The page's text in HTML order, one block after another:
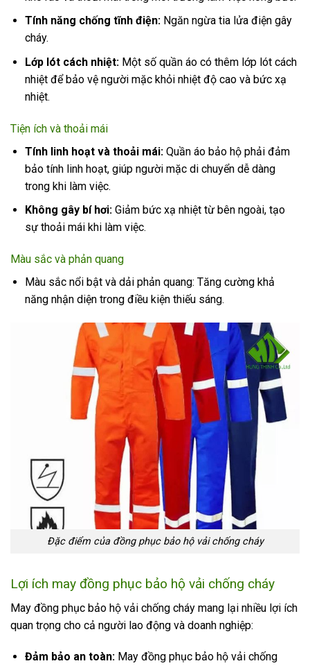
Tính năng chống tĩnh điện: Ngăn ngừa tia lửa điện gây
cháy.
Lớp lót cách nhiệt: Một số quần áo có thêm lớp lót cách
nhiệt để bảo vệ người mặc khỏi nhiệt độ cao và bức xạ
nhiệt.
Tiện ích và thoải mái
Tính linh hoạt và thoải mái: Quần áo bảo hộ phải đảm
bảo tính linh hoạt, giúp người mặc di chuyển dễ dàng
trong khi làm việc.
Không gây bí hơi: Giảm bức xạ nhiệt từ bên ngoài, tạo
sự thoải mái khi làm việc.
Màu sắc và phản quang
Màu sắc nổi bật và dải phản quang: Tăng cường khả
năng nhận diện trong điều kiện thiếu sáng.
Đặc điểm của đồng phục bảo hộ vải chống cháy
Lợi ích may đồng phục bảo hộ vải chống cháy
May đồng phục bảo hộ vải chống cháy mang lại nhiều lợi ích
quan trọng cho cả người lao động và doanh nghiệp:
Đảm bảo an toàn: May đồng phục bảo hộ vải chống